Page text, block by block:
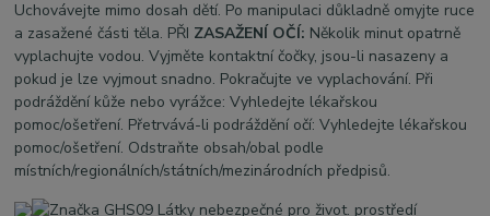
Uchovávejte mimo dosah dětí. Po manipulaci důkladně omyjte ruce
a zasažené části těla. PŘI ZASAŽENÍ OČÍ: Několik minut opatrně
vyplachujte vodou. Vyjměte kontaktní čočky, jsou-li nasazeny a
pokud je lze vyjmout snadno. Pokračujte ve vyplachování. Při
podráždění kůže nebo vyrážce: Vyhledejte lékařskou
pomoc/ošetření. Přetrvává-li podráždění očí: Vyhledejte lékařskou
pomoc/ošetření. Odstraňte obsah/obal podle
místních/regionálních/státních/mezinárodních předpisů.